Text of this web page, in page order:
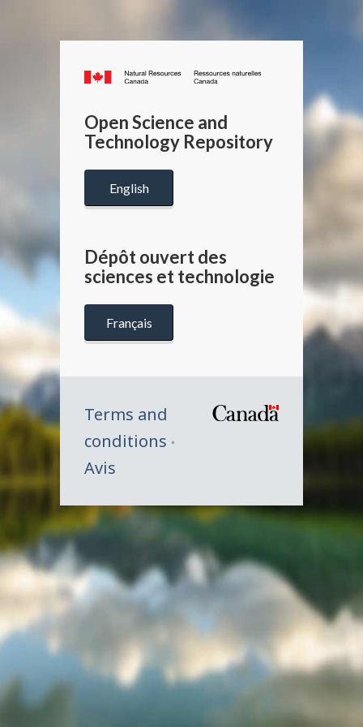
Canada.ca
/
Canada
Open Science and
Technology Repository
English
Dépôt ouvert des
sciences et technologie
Français
Terms and
conditions
Avis
Symbole
du